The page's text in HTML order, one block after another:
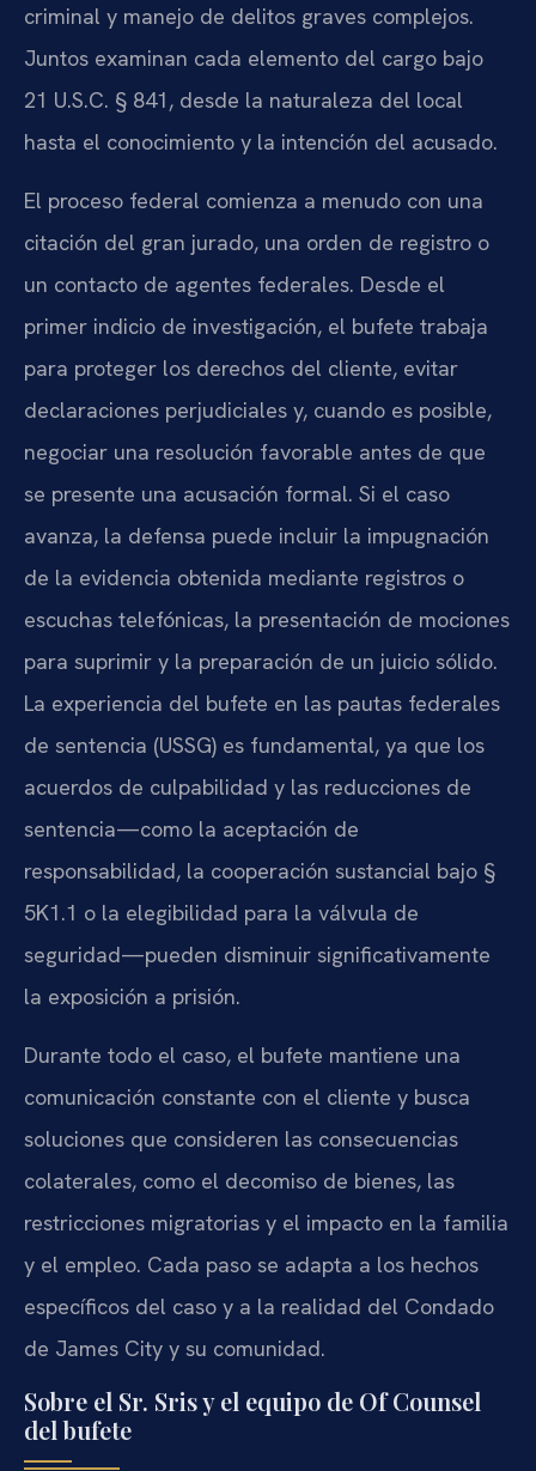
criminal y manejo de delitos graves complejos.
Juntos examinan cada elemento del cargo bajo
21 U.S.C. § 841, desde la naturaleza del local
hasta el conocimiento y la intención del acusado.
El proceso federal comienza a menudo con una
citación del gran jurado, una orden de registro o
un contacto de agentes federales. Desde el
primer indicio de investigación, el bufete trabaja
para proteger los derechos del cliente, evitar
declaraciones perjudiciales y, cuando es posible,
negociar una resolución favorable antes de que
se presente una acusación formal. Si el caso
avanza, la defensa puede incluir la impugnación
de la evidencia obtenida mediante registros o
escuchas telefónicas, la presentación de mociones
para suprimir y la preparación de un juicio sólido.
La experiencia del bufete en las pautas federales
de sentencia (USSG) es fundamental, ya que los
acuerdos de culpabilidad y las reducciones de
sentencia—como la aceptación de
responsabilidad, la cooperación sustancial bajo §
5K1.1 o la elegibilidad para la válvula de
seguridad—pueden disminuir significativamente
la exposición a prisión.
Durante todo el caso, el bufete mantiene una
comunicación constante con el cliente y busca
soluciones que consideren las consecuencias
colaterales, como el decomiso de bienes, las
restricciones migratorias y el impacto en la familia
y el empleo. Cada paso se adapta a los hechos
específicos del caso y a la realidad del Condado
de James City y su comunidad.
Sobre el Sr. Sris y el equipo de Of Counsel
del bufete